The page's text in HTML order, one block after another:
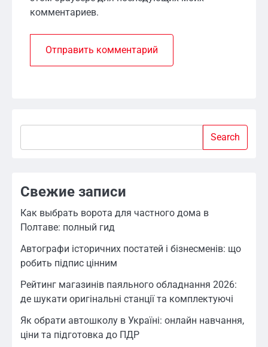
комментариев.
Search
Свежие записи
Как выбрать ворота для частного дома в
Полтаве: полный гид
Автографи історичних постатей і бізнесменів: що
робить підпис цінним
Рейтинг магазинів паяльного обладнання 2026:
де шукати оригінальні станції та комплектуючі
Як обрати автошколу в Україні: онлайн навчання,
ціни та підготовка до ПДР